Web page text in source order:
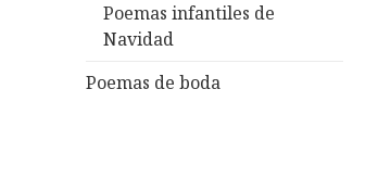
Poemas infantiles de
Navidad
Poemas de boda